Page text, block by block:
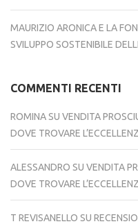
MAURIZIO ARONICA E LA
SVILUPPO SOSTENIBILE
COMMENTI RECENTI
ROMINA SU VENDITA
DOVE TROVARE
ALESSANDRO SU VENDITA
DOVE TROVARE
T REVISANELLO SU